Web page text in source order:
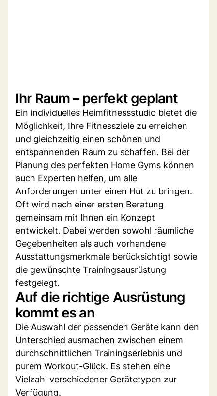
Ihr Raum – perfekt geplant
Ein individuelles Heimfitnessstudio bietet die
Möglichkeit, Ihre Fitnessziele zu erreichen
und gleichzeitig einen schönen und
entspannenden Raum zu schaffen. Bei der
Planung des perfekten Home Gyms können
auch Experten helfen, um alle
Anforderungen unter einen Hut zu bringen.
Oft wird nach einer ersten Beratung
gemeinsam mit Ihnen ein Konzept
entwickelt. Dabei werden sowohl räumliche
Gegebenheiten als auch vorhandene
Ausstattungsmerkmale berücksichtigt sowie
die gewünschte Trainingsausrüstung
festgelegt.
Auf die richtige Ausrüstung
kommt es an
Die Auswahl der passenden Geräte kann den
Unterschied ausmachen zwischen einem
durchschnittlichen Trainingserlebnis und
purem Workout-Glück. Es stehen eine
Vielzahl verschiedener Gerätetypen zur
Verfügung.